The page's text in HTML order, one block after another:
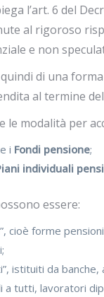
l’art. 6 del
al rigoroso
e non
di una
al termine
le modalità per
i Fondi pensione;
individuali
essere:
cioè forme
istituiti da
a tutti, lavoratori